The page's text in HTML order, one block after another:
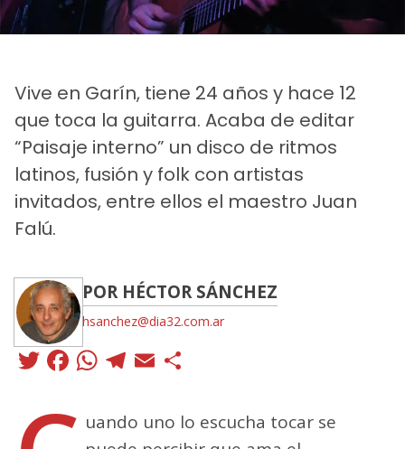
Vive en Garín, tiene 24 años y hace 12
que toca la guitarra. Acaba de editar
“Paisaje interno” un disco de ritmos
latinos, fusión y folk con artistas
invitados, entre ellos el maestro Juan
Falú.
POR HÉCTOR SÁNCHEZ
hsanchez@dia32.com.ar
Twitter
Facebook
WhatsApp
Telegram
Email
uando uno lo escucha tocar se